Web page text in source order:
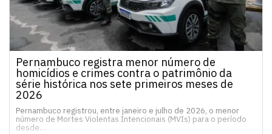
Pernambuco registra menor número de
homicídios e crimes contra o patrimônio da
série histórica nos sete primeiros meses de
2026
Pernambuco registrou, entre janeiro e julho de 2026, o menor
número de Mortes Violentas Intencionais (MVIs) para o período
desde…